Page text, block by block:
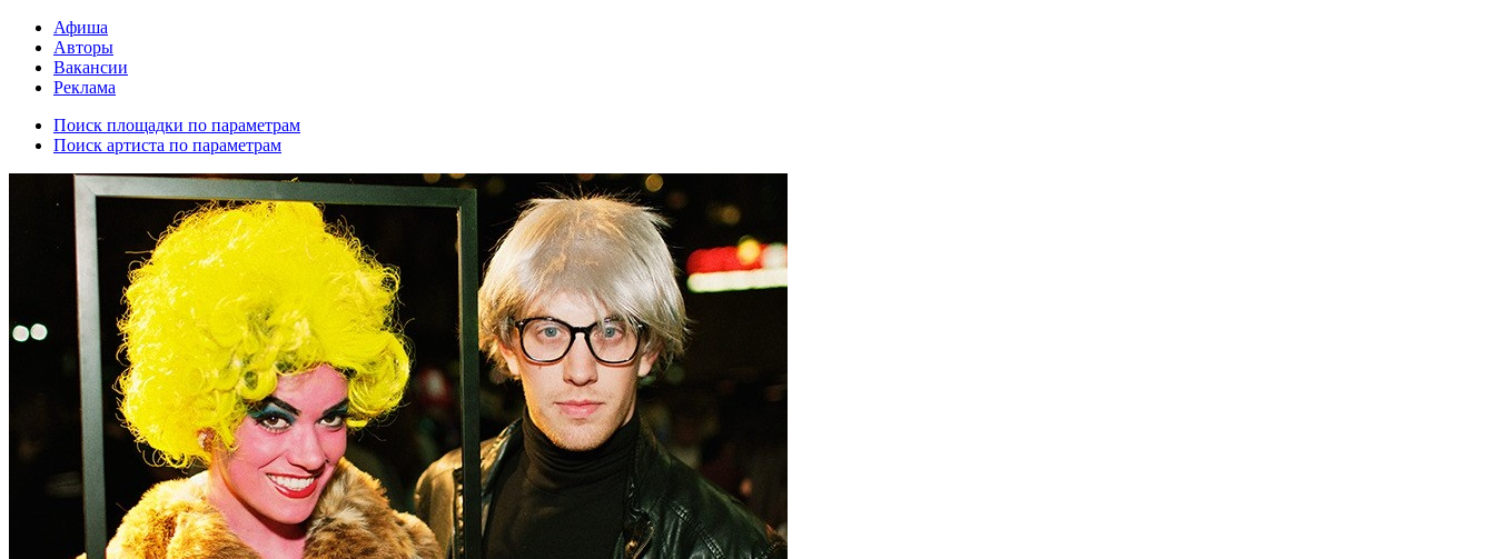
Афиша
Авторы
Вакансии
Реклама
Поиск площадки по параметрам
Поиск артиста по параметрам